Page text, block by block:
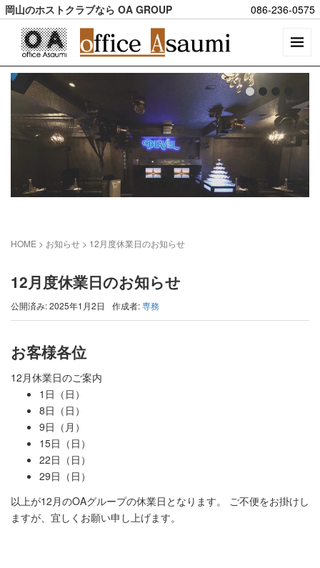
岡山のホストクラブなら OA GROUP 086-236-0575
HOME > お知らせ > 12月度休業日のお知らせ
12月度休業日のお知らせ
公開済み: 2025年1月2日 作成者:専務
お客様各位
12月休業日のご案内
1日（日）
8日（日）
9日（月）
15日（日）
22日（日）
29日（日）
以上が12月のOAグループの休業日となります。 ご不便をお掛けし
ますが、宜しくお願い申し上げます。